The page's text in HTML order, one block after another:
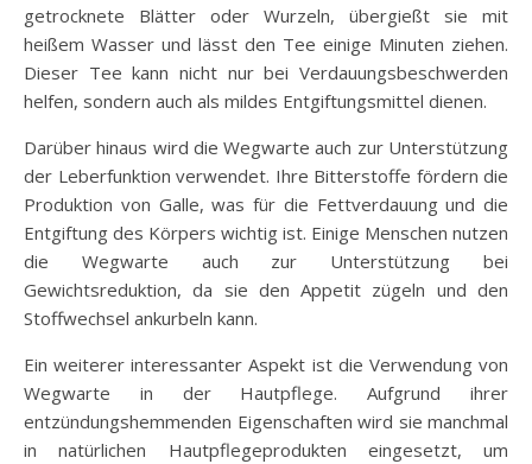
getrocknete Blätter oder Wurzeln, übergießt sie mit
heißem Wasser und lässt den Tee einige Minuten ziehen.
Dieser Tee kann nicht nur bei Verdauungsbeschwerden
helfen, sondern auch als mildes Entgiftungsmittel dienen.
Darüber hinaus wird die Wegwarte auch zur Unterstützung
der Leberfunktion verwendet. Ihre Bitterstoffe fördern die
Produktion von Galle, was für die Fettverdauung und die
Entgiftung des Körpers wichtig ist. Einige Menschen nutzen
die Wegwarte auch zur Unterstützung bei
Gewichtsreduktion, da sie den Appetit zügeln und den
Stoffwechsel ankurbeln kann.
Ein weiterer interessanter Aspekt ist die Verwendung von
Wegwarte in der Hautpflege. Aufgrund ihrer
entzündungshemmenden Eigenschaften wird sie manchmal
in natürlichen Hautpflegeprodukten eingesetzt, um